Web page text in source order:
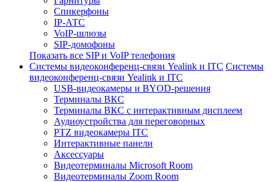
Спикерфоны
IP-АТС
VoIP-шлюзы
SIP-домофоны
Показать все SIP и VoIP телефония
Системы видеоконференц-связи Yealink и ITC Системы
видеоконференц-связи Yealink и ITC
USB-видеокамеры и BYOD-решения
Терминалы ВКС
Терминалы ВКС с интерактивным дисплеем
Аудиоустройства для переговорных
PTZ видеокамеры ITC
Интерактивные панели
Аксессуары
Видеотерминалы Microsoft Room
Видеотерминалы Zoom Room